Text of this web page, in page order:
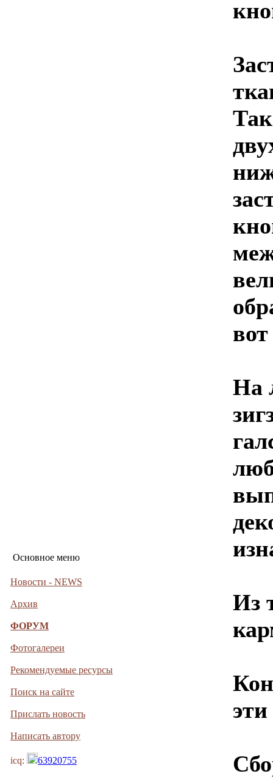
Основное меню
Новости - NEWS
Архив
ФОРУМ
Фотогалереи
Рекомендуемые ресурсы
Поиск на сайте
Прислать новость
Написать автору
icq: 63920755
На
Из